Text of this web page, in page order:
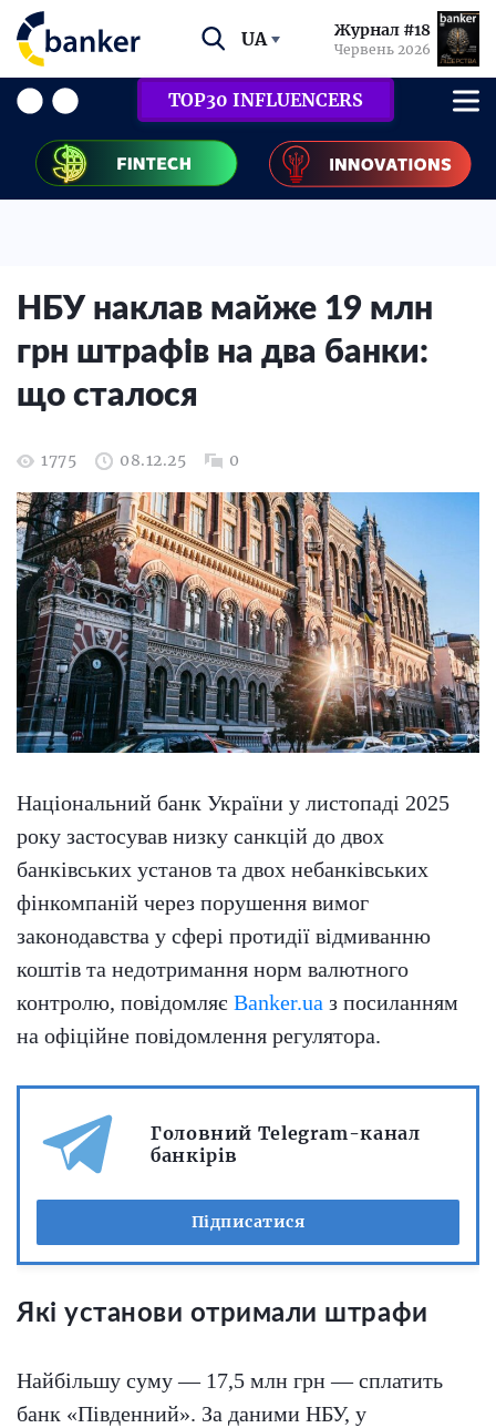
UA Журнал #18
Червень 2026
TOP30 INFLUENCERS
НБУ наклав майже 19 млн
грн штрафів на два банки:
що сталося
1775 08.12.25 0
Національний банк України у листопаді 2025
року застосував низку санкцій до двох
банківських установ та двох небанківських
фінкомпаній через порушення вимог
законодавства у сфері протидії відмиванню
коштів та недотримання норм валютного
контролю, повідомляє Banker.ua з посиланням
на офіційне повідомлення регулятора.
Головний Telegram-канал
банкірів
Підписатися
Які установи отримали штрафи
Найбільшу суму — 17,5 млн грн — сплатить
банк «Південний». За даними НБУ, у